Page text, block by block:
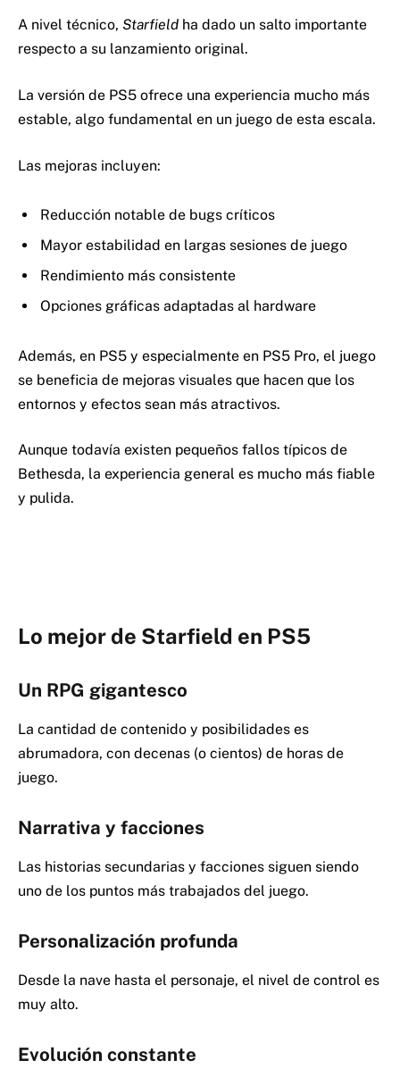
A nivel técnico, Starfield ha dado un salto importante
respecto a su lanzamiento original.
La versión de PS5 ofrece una experiencia mucho más
estable, algo fundamental en un juego de esta escala.
Las mejoras incluyen:
Reducción notable de bugs críticos
Mayor estabilidad en largas sesiones de juego
Rendimiento más consistente
Opciones gráficas adaptadas al hardware
Además, en PS5 y especialmente en PS5 Pro, el juego
se beneficia de mejoras visuales que hacen que los
entornos y efectos sean más atractivos.
Aunque todavía existen pequeños fallos típicos de
Bethesda, la experiencia general es mucho más fiable
y pulida.
Lo mejor de Starfield en PS5
Un RPG gigantesco
La cantidad de contenido y posibilidades es
abrumadora, con decenas (o cientos) de horas de
juego.
Narrativa y facciones
Las historias secundarias y facciones siguen siendo
uno de los puntos más trabajados del juego.
Personalización profunda
Desde la nave hasta el personaje, el nivel de control es
muy alto.
Evolución constante